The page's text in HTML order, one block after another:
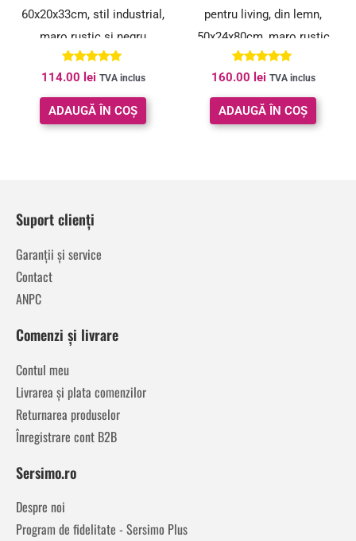
60x20x33cm, stil industrial,
maro rustic si negru
Evaluat la
5.00
din 5
114.00 lei TVA inclus
ADAUGĂ ÎN COȘ
pentru living, din lemn,
50x24x80cm, maro rustic
Evaluat la
5.00
din 5
160.00 lei TVA inclus
ADAUGĂ ÎN COȘ
Suport clienți
Garanții și service
Contact
ANPC
Comenzi și livrare
Contul meu
Livrarea și plata comenzilor
Returnarea produselor
Înregistrare cont B2B
Sersimo.ro
Despre noi
Program de fidelitate - Sersimo Plus